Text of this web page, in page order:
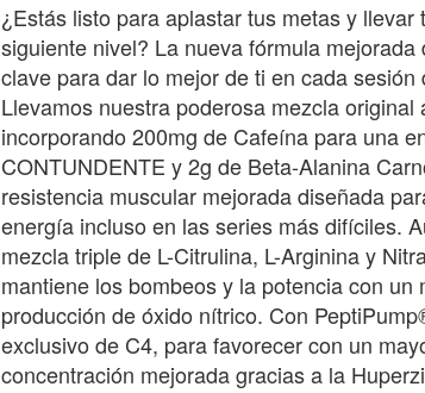
¿Estás listo para aplastar tus metas y llevar
siguiente nivel? La nueva fórmula
clave para dar lo mejor de ti en cada sesión
Llevamos nuestra poderosa mezcla original
incorporando 200mg de Cafeína para una
CONTUNDENTE y 2g de Beta-Alanina
resistencia muscular mejorada diseñada
energía incluso en las series más difíciles.
mezcla triple de L-Citrulina, L-Arginina y
mantiene los bombeos y la potencia con un
producción de óxido nítrico. Con
exclusivo de C4, para favorecer con un
concentración mejorada gracias a la